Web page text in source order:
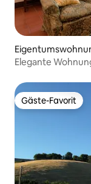
Elegante
Gäste-Favorit
Gäste-Favorit